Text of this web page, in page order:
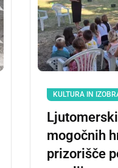
KULTURA IN
mogočnih
prizorišče